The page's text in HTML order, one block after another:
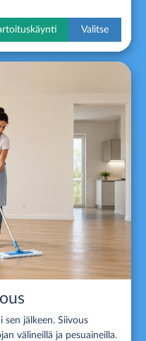
Valitse
jälkeen. Siivous
välineillä ja pesuaineilla.